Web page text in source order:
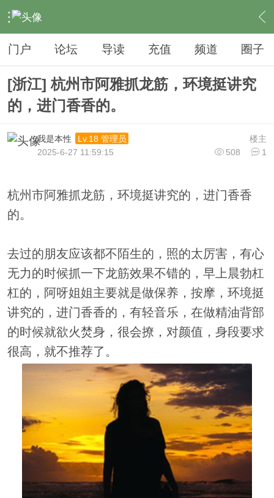
› 夜生活 › SPA › 内容
门户 论坛 导读 充值 频道 圈子
[浙江] 杭州市阿雅抓龙筋，环境挺讲究
的，进门香香的。
楼主
我是本性
Lv.18 管理员
508
1
2025-6-27 11:59:15
杭州市阿雅抓龙筋，环境挺讲究的，进门香香
的。
去过的朋友应该都不陌生的，照的太厉害，有心
无力的时候抓一下龙筋效果不错的，早上晨勃杠
杠的，阿呀姐姐主要就是做保养，按摩，环境挺
讲究的，进门香香的，有轻音乐，在做精油背部
的时候就欲火焚身，很会撩，对颜值，身段要求
很高，就不推荐了。